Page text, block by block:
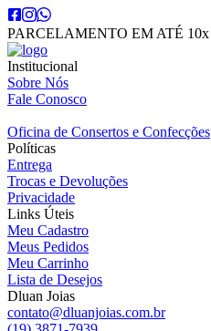
PARCELAMENTO EM ATÉ 10x
Institucional
Sobre Nós
Fale Conosco
Oficina de Consertos e Confecções
Políticas
Entrega
Trocas e Devoluções
Privacidade
Links Úteis
Meu Cadastro
Meus Pedidos
Meu Carrinho
Lista de Desejos
Dluan Joias
contato@dluanjoias.com.br